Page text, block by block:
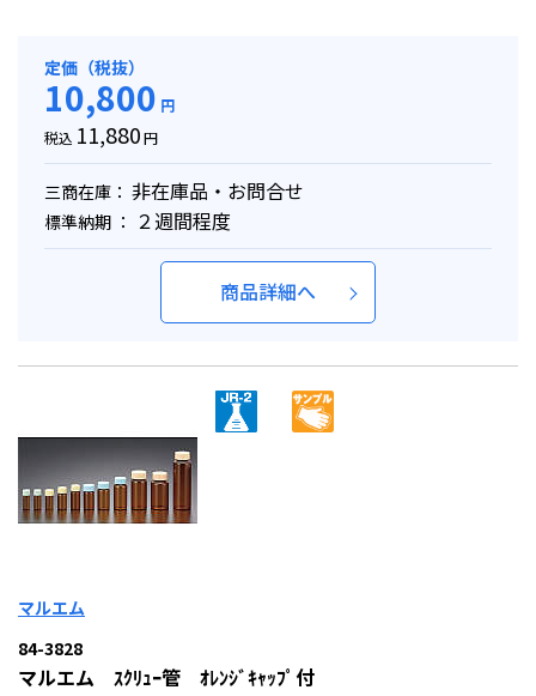
定価（税抜）
10,800 円
税込 11,880円
三商在庫： 非在庫品・お問合せ
標準納期 ： ２週間程度
商品詳細へ
マルエム
84-3828
マルエム ｽｸﾘｭｰ管 ｵﾚﾝｼﾞｷｬｯﾌﾟ付